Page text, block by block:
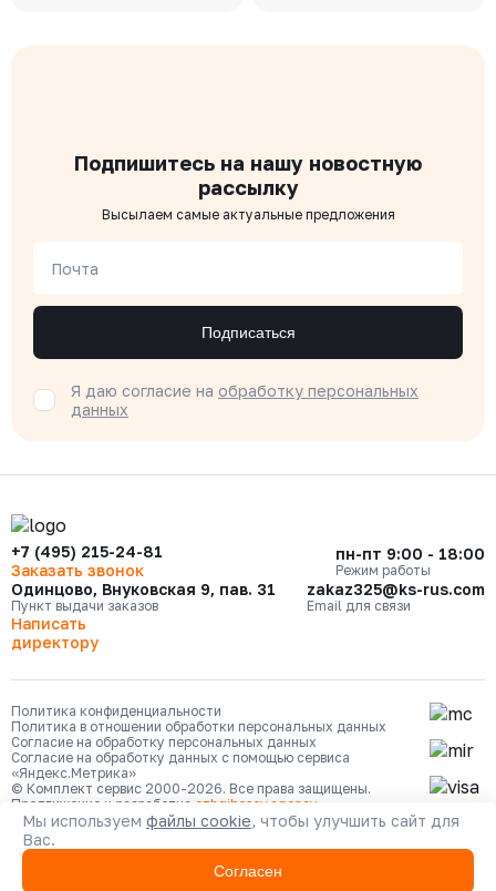
Подпишитесь на нашу новостную
рассылку
Высылаем самые актуальные предложения
Почта
Подписаться
Я даю согласие на обработку персональных
данных
+7 (495) 215-24-81
Заказать звонок
пн-пт 9:00 - 18:00
Режим работы
Одинцово, Внуковская 9, пав. 31
Пункт выдачи заказов
zakaz325@ks-rus.com
Email для связи
Написать
директору
Политика конфиденциальности
Политика в отношении обработки персональных данных
Согласие на обработку персональных данных
Согласие на обработку данных с помощью сервиса
«Яндекс.Метрика»
© Комплект сервис 2000-2026. Все права защищены.
Продвижение и разработка ozhgibesov.agency
Кабинет
Мы используем файлы cookie, чтобы улучшить сайт для
Вас.
Согласен